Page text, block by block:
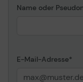
Name oder
E-Mail-Adresse